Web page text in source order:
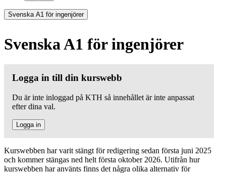
Svenska A1 för ingenjörer
Svenska A1 för ingenjörer
Logga in till din kurswebb
Du är inte inloggad på KTH så innehållet är inte anpassat
efter dina val.
Logga in
Kurswebben har varit stängt för redigering sedan första juni 2025
och kommer stängas ned helt första oktober 2026. Utifrån hur
kurswebben har använts finns det några olika alternativ för